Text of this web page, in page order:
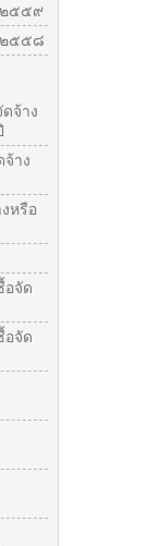
๒๕๕๙
๒๕๕๘
จ้าง
าง
หรือ
อจัด
อจัด